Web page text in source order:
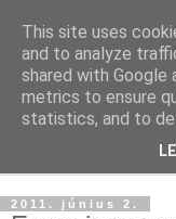
2011. június 2.
This site uses
and to analyze
shared with Google
metrics to ensure
statistics, and to